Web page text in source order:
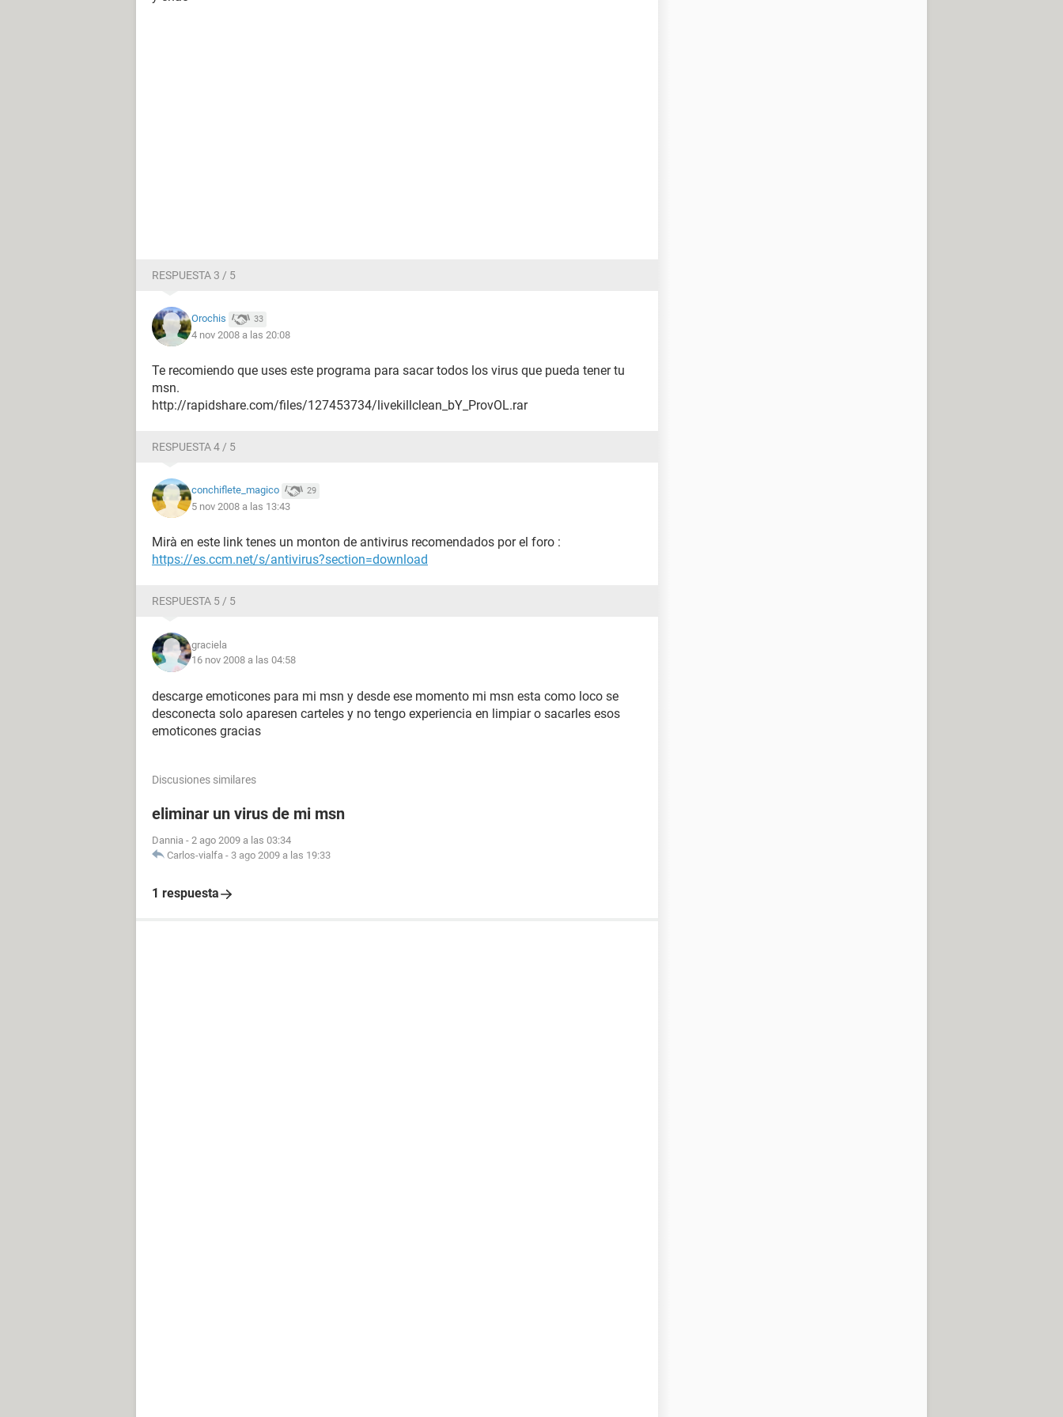
RESPUESTA 3 / 5
Orochis 33
4 nov 2008 a las 20:08
Te recomiendo que uses este programa para sacar todos los virus que pueda tener tu
msn.
http://rapidshare.com/files/127453734/livekillclean_bY_ProvOL.rar
RESPUESTA 4 / 5
conchiflete_magico 29
5 nov 2008 a las 13:43
Mirà en este link tenes un monton de antivirus recomendados por el foro :
https://es.ccm.net/s/antivirus?section=download
RESPUESTA 5 / 5
graciela
16 nov 2008 a las 04:58
descarge emoticones para mi msn y desde ese momento mi msn esta como loco se
desconecta solo aparesen carteles y no tengo experiencia en limpiar o sacarles esos
emoticones gracias
Discusiones similares
eliminar un virus de mi msn
Dannia - 2 ago 2009 a las 03:34
Carlos-vialfa - 3 ago 2009 a las 19:33
1 respuesta